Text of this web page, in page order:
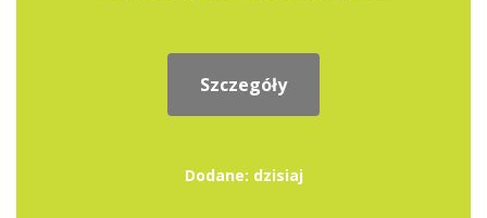
Szczegóły
Dodane: dzisiaj